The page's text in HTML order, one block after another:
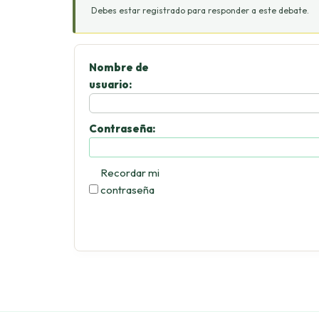
Debes estar registrado para responder a este debate.
Nombre de
usuario:
Contraseña:
Recordar mi
contraseña